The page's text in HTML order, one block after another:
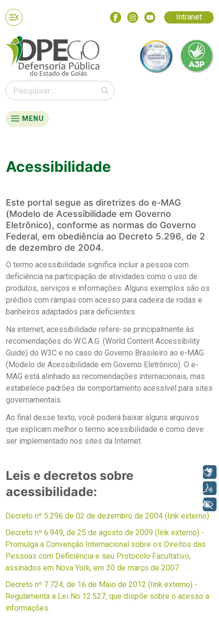
Intranet
MENU
Acessibilidade
Este portal segue as diretrizes do e-MAG
(Modelo de Acessibilidade em Governo
Eletrônico), conforme as normas do Governo
Federal, em obediência ao Decreto 5.296, de 2
de dezembro de 2004.
O termo acessibilidade significa incluir a pessoa com
deficiência na participação de atividades como o uso de
produtos, serviços e informações. Alguns exemplos são os
prédios com rampas com acesso para cadeira de rodas e
banheiros adaptados para deficientes.
Na internet, acessibilidade refere-se principalmente às
recomendações do W.C.A.G. (World Content Accessibility
Guide) do W3C e no caso do Governo Brasileiro ao e-MAG
(Modelo de Acessibilidade em Governo Eletrônico). O e-
MAG está alinhado as recomendações internacionais, mas
estabelece padrões de comportamento acessível para sites
governamentais.
Ao final desse texto, você poderá baixar alguns arquivos
que explicam melhor o termo acessibilidade e como deve
ser implementado nos sites da Internet.
Leis e decretos sobre
acessibilidade:
Decreto nº 5.296 de 02 de dezembro de 2004 (link externo)
Decreto nº 6.949, de 25 de agosto de 2009 (link externo) -
Promulga a Convenção Internacional sobre os Direitos das
Pessoas com Deficiência e seu Protocolo Facultativo,
assinados em Nova York, em 30 de março de 2007
Decreto nº 7.724, de 16 de Maio de 2012 (link externo) -
Regulamenta a Lei No 12.527, que dispõe sobre o acesso a
informações.